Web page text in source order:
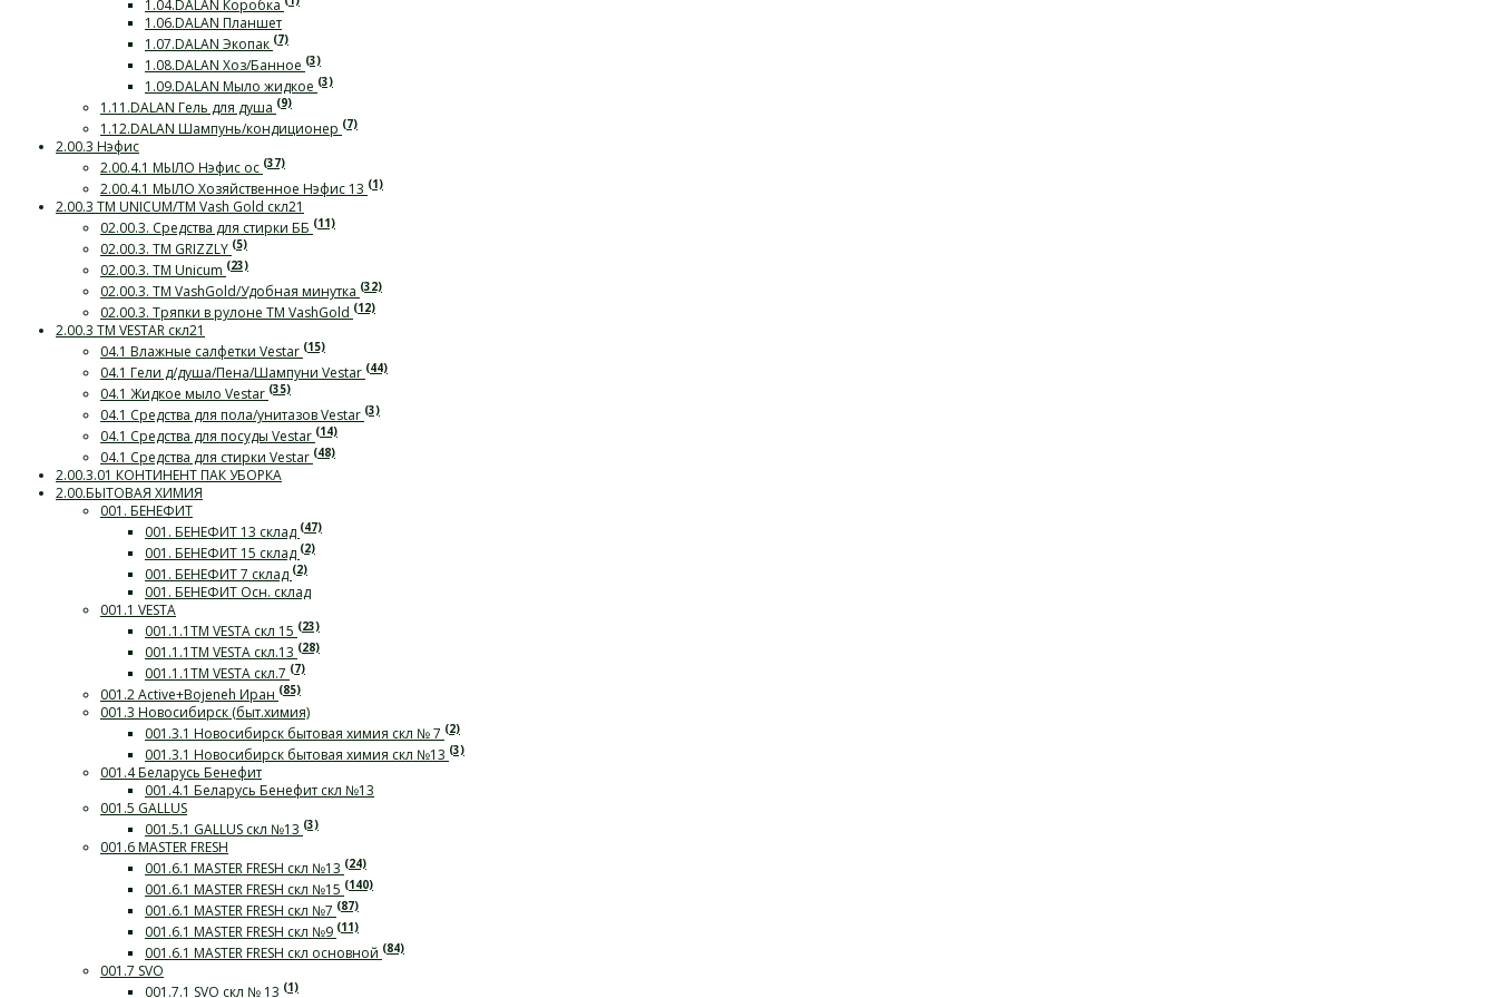
1.04.DALAN Коробка
1.06.DALAN Планшет
1.07.DALAN Экопак (7)
1.08.DALAN Хоз/Банное (3)
1.09.DALAN Мыло жидкое (3)
1.11.DALAN Гель для душа (9)
1.12.DALAN Шампунь/кондиционер (7)
2.00.3 Нэфис
2.00.4.1 МЫЛО Нэфис ос (37)
2.00.4.1 МЫЛО Хозяйственное Нэфис 13 (1)
2.00.3 ТМ UNICUM/ТМ Vash Gold скл21
02.00.3. Средства для стирки ББ (11)
02.00.3. ТМ GRIZZLY (5)
02.00.3. ТМ Unicum (23)
02.00.3. ТМ VashGold/Удобная минутка (32)
02.00.3. Тряпки в рулоне ТМ VashGold (12)
2.00.3 ТМ VESTAR скл21
04.1 Влажные салфетки Vestar (15)
04.1 Гели д/душа/Пена/Шампуни Vestar (44)
04.1 Жидкое мыло Vestar (35)
04.1 Средства для пола/унитазов Vestar (3)
04.1 Средства для посуды Vestar (14)
04.1 Средства для стирки Vestar (48)
2.00.3.01 КОНТИНЕНТ ПАК УБОРКА
2.00.БЫТОВАЯ ХИМИЯ
001. БЕНЕФИТ
001. БЕНЕФИТ 13 склад (47)
001. БЕНЕФИТ 15 склад (2)
001. БЕНЕФИТ 7 склад (2)
001. БЕНЕФИТ Осн. склад
001.1 VESTA
001.1.1ТМ VESTA скл 15 (23)
001.1.1ТМ VESTA скл.13 (28)
001.1.1ТМ VESTA скл.7 (7)
001.2 Active+Bojeneh Иран (85)
001.3 Новосибирск (быт.химия)
001.3.1 Новосибирск бытовая химия скл № 7 (2)
001.3.1 Новосибирск бытовая химия скл №13 (3)
001.4 Беларусь Бенефит
001.4.1 Беларусь Бенефит скл №13
001.5 GALLUS
001.5.1 GALLUS скл №13 (3)
001.6 MASTER FRESH
001.6.1 MASTER FRESH скл №13 (24)
001.6.1 MASTER FRESH скл №15 (140)
001.6.1 MASTER FRESH скл №7 (87)
001.6.1 MASTER FRESH скл №9 (11)
001.6.1 MASTER FRESH скл основной (84)
001.7 SVO
001.7.1 SVO скл № 13 (1)